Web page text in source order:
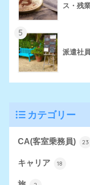
ス・残
5
派遣社
カテゴリー
CA(客室乗務員) 23
キャリア 18